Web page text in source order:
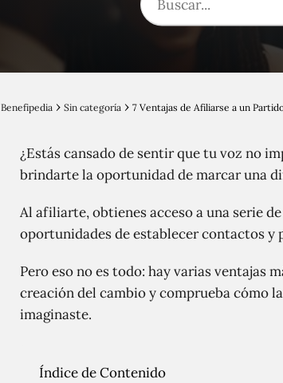
Benefipedia Sin categoría 7 Ventajas de Afiliarse a un
¿Estás cansado de sentir que tu voz no
brindarte la oportunidad de marcar una
Al afiliarte, obtienes acceso a una serie
oportunidades de establecer contactos
Pero eso no es todo: hay varias ventajas
creación del cambio y comprueba cómo
imaginaste.
Índice de Contenido